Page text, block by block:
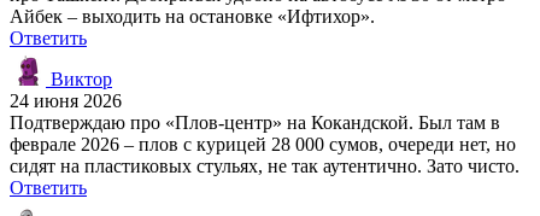
Айбек – выходить на остановке «Ифтихор».
Ответить
Виктор
24 июня 2026
Подтверждаю про «Плов-центр» на Кокандской. Был там в
феврале 2026 – плов с курицей 28 000 сумов, очереди нет, но
сидят на пластиковых стульях, не так аутентично. Зато чисто.
Ответить